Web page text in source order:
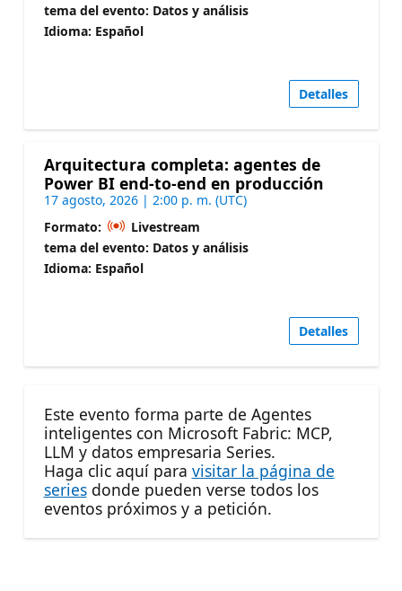
tema del evento: Datos y análisis
Idioma: Español
Detalles
Arquitectura completa: agentes de
Power BI end-to-end en producción
17 agosto, 2026 | 2:00 p. m. (UTC)
Formato:
Livestream
tema del evento: Datos y análisis
Idioma: Español
Detalles
Este evento forma parte de Agentes
inteligentes con Microsoft Fabric: MCP,
LLM y datos empresaria Series.
Haga clic aquí para visitar la página de
seriesdonde pueden verse todos los
eventos próximos y a petición.